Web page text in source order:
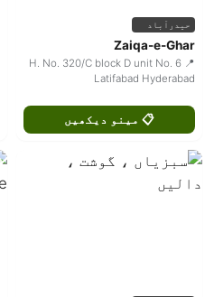
حیدرآباد
Zaiqa-e-Ghar
📍 H. No. 320/C block D unit No. 6
Latifabad Hyderabad
📋 مینو دیکھیں